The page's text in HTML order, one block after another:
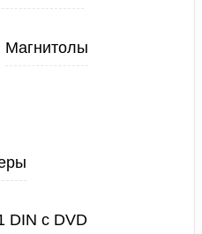
Магнитолы
DIN с DVD